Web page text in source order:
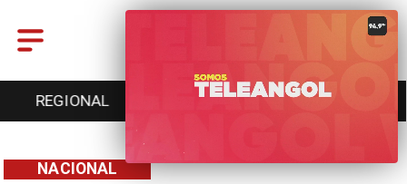
ENTRETENCIÓN DEPORTES CULTURA
NACIONAL